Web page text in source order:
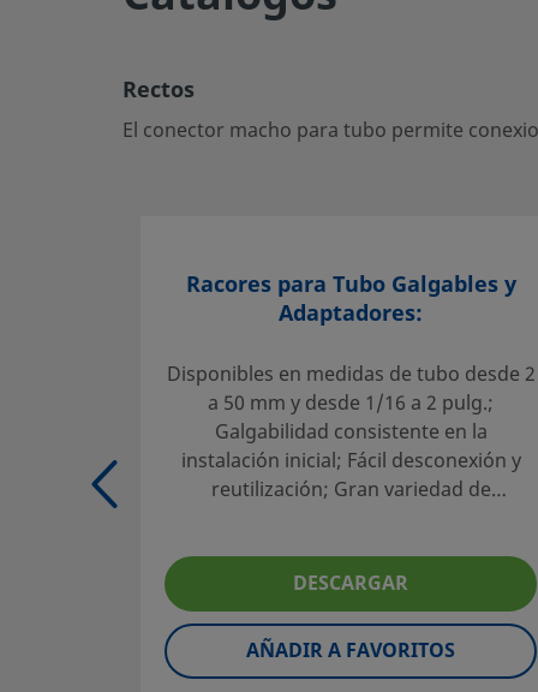
roscados—ideal para sistemas de fluidos críticos.
Inicie la sesión o regístresepara ver los precios
ventas y servicio. También pueden informarle sobre los
ayudarle a sacar el máximo partido a su inversión.
Contacte con Nosotros
Selección fiable de un producto:
El diseñador y usuario del sistema deben revisar la
para asegurar una correcta selección de producto. Al
conseguir un servicio seguro y sin problemas. El
instalación y el usuario son los responsables de la función
componente, de la compatibilidad de los materiales, de
operación apropiados, así como de la operación y
Rectos
El conector macho para tubo permite
Racores para Tubo Galgables y
Adaptadores:
Disponibles en medidas de tubo desde 2
a 50 mm y desde 1/16 a 2 pulg.;
Galgabilidad consistente en la
instalación inicial; Fácil desconexión y
reutilización; Gran variedad de
DESCARGAR
AÑADIR A FAVORITOS